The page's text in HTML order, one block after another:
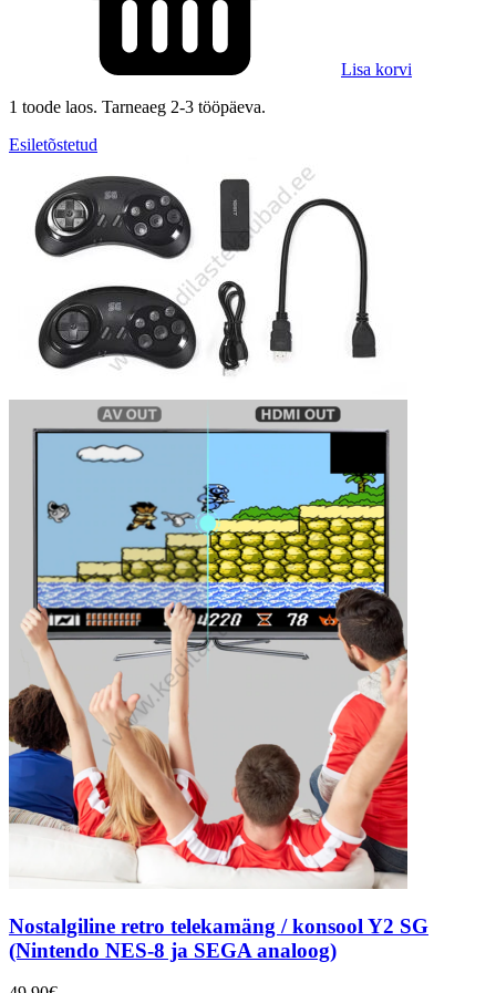
Lisa korvi
1 toode laos. Tarneaeg 2-3 tööpäeva.
Esiletõstetud
Nostalgiline retro telekamäng / konsool Y2 SG
(Nintendo NES-8 ja SEGA analoog)